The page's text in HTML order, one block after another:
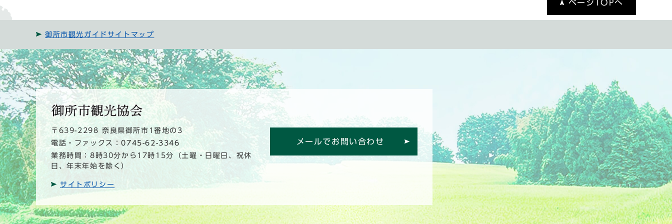
ページTOPへ
御所市観光ガイドサイトマップ
〒639-2298 奈良県御所市1番地の3
電話・ファックス：0745-62-3346
業務時間：8時30分から17時15分（土曜・日曜日、祝休
日、年末年始を除く）
メールでお問い合わせ
サイトポリシー